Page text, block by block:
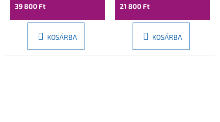
39 800 Ft
KOSÁRBA
21 800 Ft
KOSÁRBA